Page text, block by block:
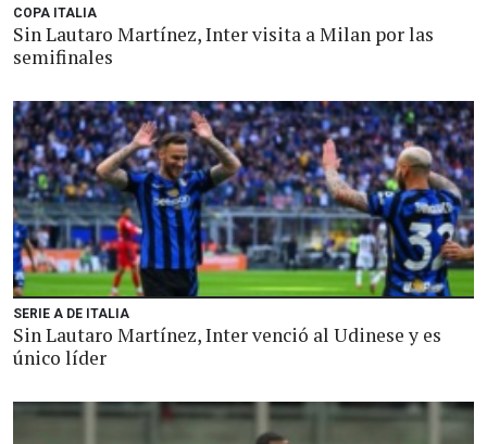
COPA ITALIA
Sin Lautaro Martínez, Inter visita a Milan por las
semifinales
SERIE A DE ITALIA
Sin Lautaro Martínez, Inter venció al Udinese y es
único líder